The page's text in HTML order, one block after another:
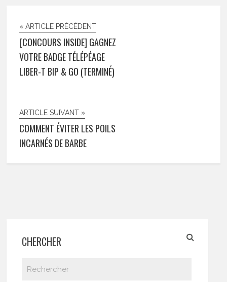
« ARTICLE PRÉCÉDENT
[CONCOURS INSIDE] GAGNEZ
VOTRE BADGE TÉLÉPÉAGE
LIBER-T BIP & GO (TERMINÉ)
ARTICLE SUIVANT »
COMMENT ÉVITER LES POILS
INCARNÉS DE BARBE
CHERCHER